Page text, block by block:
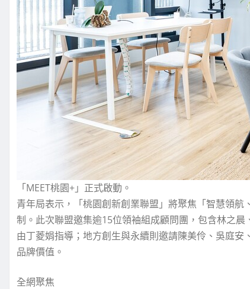
「MEET桃園+」正式啟動。
青年局表示，「桃園創新創業聯盟」將聚焦「智慧領
制。此次聯盟邀集逾15位領袖組成顧問團，包含林之
由丁菱娟指導；地方創生與永續則邀請陳美伶、吳庭
品牌價值。
全網聚焦